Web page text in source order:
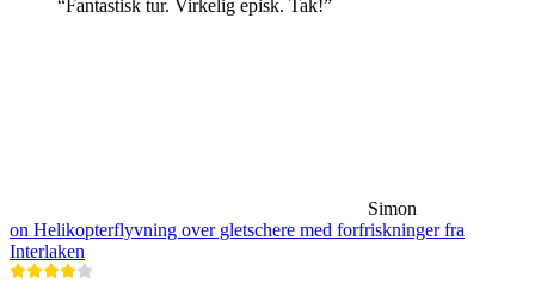
“Fantastisk tur. Virkelig episk. Tak!”
Simon
on Helikopterflyvning over gletschere med forfriskninger fra
Interlaken